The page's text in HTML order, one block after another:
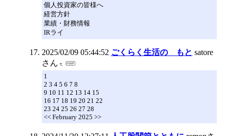
個人投資家の皆様へ
経営方針
業績・財務情報
IRライ
2025/02/09 05:44:52 ごくらく生活の もと satore
さん
1
2 3 4 5 6 7 8
9 10 11 12 13 14 15
16 17 18 19 20 21 22
23 24 25 26 27 28
<< February 2025 >>